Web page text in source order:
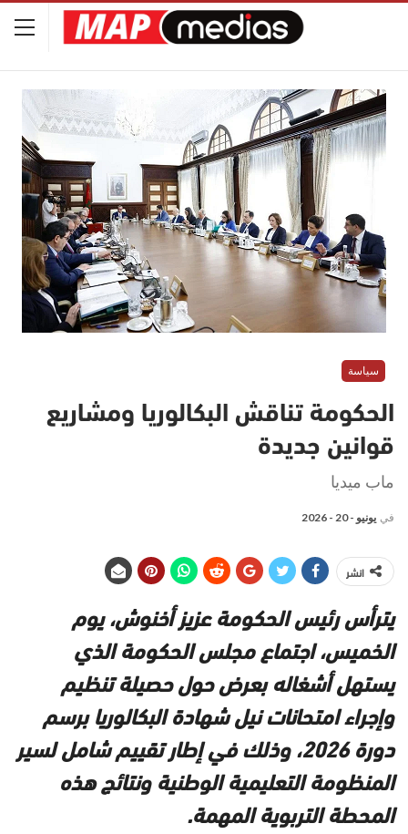
سياسة
الحكومة تناقش البكالوريا ومشاريع
قوانين جديدة
ماب ميديا
في يونيو - 20 - 2026
انشر
يترأس رئيس الحكومة عزيز أخنوش، يوم
الخميس، اجتماع مجلس الحكومة الذي
يستهل أشغاله بعرض حول حصيلة تنظيم
وإجراء امتحانات نيل شهادة البكالوريا برسم
دورة 2026، وذلك في إطار تقييم شامل لسير
المنظومة التعليمية الوطنية ونتائج هذه
المحطة التربوية المهمة.